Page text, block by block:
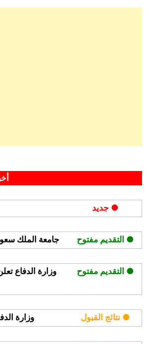
الملك
عبدالله
يطلق
الدفعة
الثانية
من
كافد
● جديد
● التقديم مفتوح جامعة الملك سعود
● التقديم مفتوح
وزارة الدفاع
● نتائج القبول وزارة